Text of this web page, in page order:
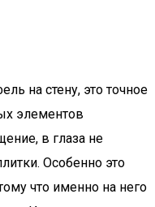
на стену, это точное
элементов
в глаза не
Особенно это
что именно на него